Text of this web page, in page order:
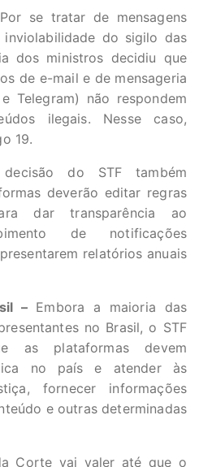
Por se tratar de mensagens
do sigilo das
dos ministros decidiu que
de e-mail e de mensageria
Telegram) não respondem
ilegais. Nesse caso,
19.
do STF também
deverão editar regras
dar transparência ao
de notificações
relatórios anuais
– Embora a maioria das
no Brasil, o STF
as plataformas devem
no país e atender às
fornecer informações
e outras determinadas
Corte vai valer até que o